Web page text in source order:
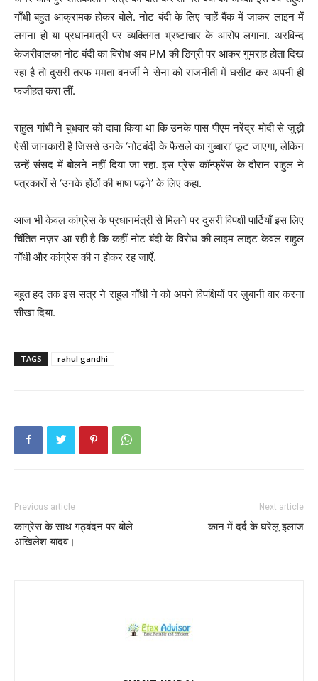
गाँधी बहुत आक्रामक होकर बोले. नोट बंदी के लिए चाहें बैंक में जाकर लाइन में
लगना हो या प्रधानमंत्री पर व्यक्तिगत भ्रष्टाचार के आरोप लगाना. अरविन्द
केजरीवालका नोट बंदी का विरोध अब PM की डिग्री पर आकर गुमराह होता दिख
रहा है तो दुसरी तरफ ममता बनर्जी ने सेना को राजनीती में घसीट कर अपनी ही
फजीहत करा लीं.
राहुल गांधी ने बुधवार को दावा किया था कि उनके पास पीएम नरेंद्र मोदी से जुड़ी
ऐसी जानकारी है जिससे उनके ‘नोटबंदी के फैसले का गुब्‍बारा’ फूट जाएगा, लेकिन
उन्‍हें संसद में बोलने नहीं दिया जा रहा. इस प्रेस कॉन्फ्रेंस के दौरान राहुल ने
पत्रकारों से ‘उनके होंठों की भाषा पढ़ने’ के लिए कहा.
आज भी केवल कांग्रेस के प्रधानमंत्री से मिलने पर दुसरी विपक्षी पार्टियाँ इस लिए
चिंतित नज़र आ रही है कि कहीं नोट बंदी के विरोध की लाइम लाइट केवल राहुल
गाँधी और कांग्रेस की न होकर रह जाएँ.
बहुत हद तक इस सत्र ने राहुल गाँधी ने को अपने विपक्षियों पर ज़ुबानी वार करना
सीखा दिया.
TAGS rahul gandhi
Previous article
कांग्रेस के साथ गठ्बंदन पर बोले
अखिलेश यादव।
Next article
कान में दर्द के घरेलू इलाज